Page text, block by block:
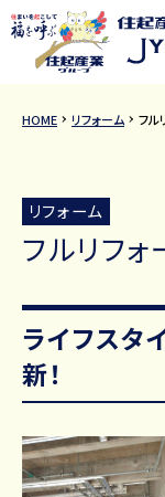
HOME リフォーム フル
リフォーム
フルリフォ
ライフスタ
新！